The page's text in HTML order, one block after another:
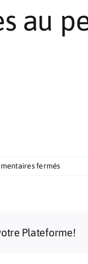
au
ferméssur
Plateforme!